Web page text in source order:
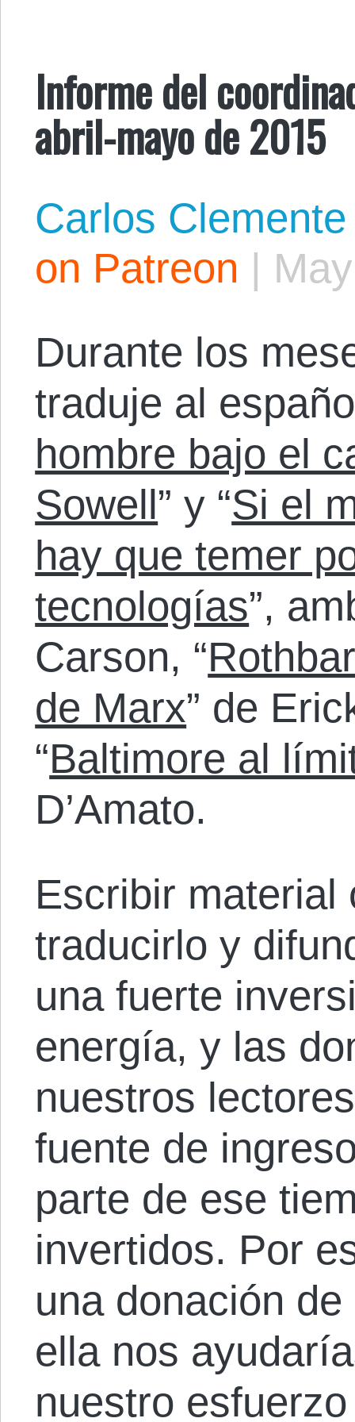
Informe del
abril-mayo de 2015
Carlos Clemente
on Patreon |
Durante los
traduje al
hombre bajo el
Sowell” y “Si el
hay que temer
tecnologías”,
Carson, “
de Marx” de
“Baltimore al
D’Amato.
Escribir material
traducirlo y
una fuerte
energía, y las
nuestros
fuente de
parte de ese
invertidos. Por
una donación
ella nos
nuestro